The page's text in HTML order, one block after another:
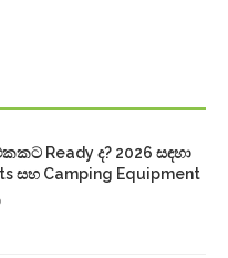
Ready ද? 2026 සඳහා
සහ Camping Equipment